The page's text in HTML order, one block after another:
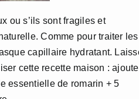
ou s’ils sont fragiles et
Comme pour traiter les
capillaire hydratant.
cette recette maison :
essentielle de romarin + 5